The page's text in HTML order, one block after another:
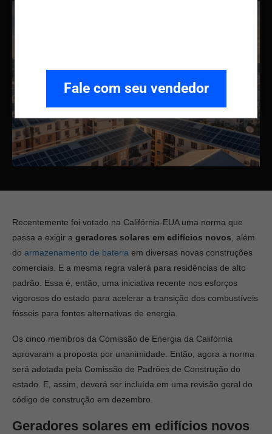
Fale com seu vendedor
Recentemente foi votado na Califórnia-EUA uma norma que
passa a exigir a geradores solares em edifícios novos , além
do armazenamento de bateria em diversas novas construções
comerciais. E a mesma regra valerá para residências de alto
padrão. Essa é, então, uma iniciativa recente nos esforços
vigorosos do estado para acelerar a transição dos combustíveis
fósseis para fontes alternativas de energia.
Os cinco membros da Comissão de Energia da Califórnia
aprovaram a proposta por unanimidade. Então, agora a norma
será adotada pela Comissão de Padrões de Construção do
estado. E, assim, deverá ser incluída em uma revisão geral do
código de construção em dezembro.
Geradores solares em edifícios novos